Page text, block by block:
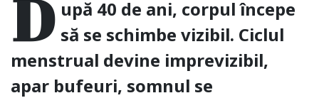
D upă 40 de ani, corpul începe
să se schimbe vizibil. Ciclul
menstrual devine imprevizibil,
apar bufeuri, somnul se